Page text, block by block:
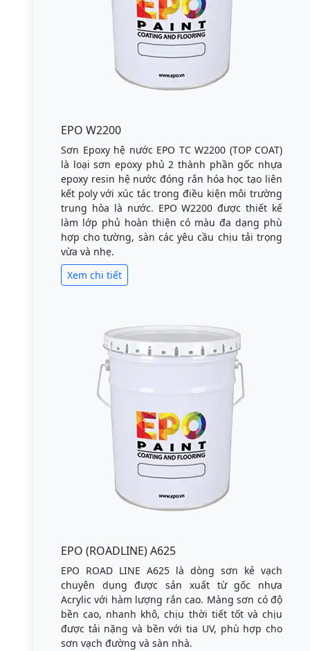
EPO W2200
Sơn Epoxy hệ nước EPO TC W2200 (TOP COAT)
là loại sơn epoxy phủ 2 thành phần gốc nhựa
epoxy resin hệ nước đóng rắn hóa học tạo liên
kết poly với xúc tác trong điều kiện môi trường
trung hòa là nước. EPO W2200 được thiết kế
làm lớp phủ hoàn thiện có màu đa dạng phù
hợp cho tường, sàn các yêu cầu chịu tải trọng
vừa và nhẹ.
Xem chi tiết
EPO (ROADLINE) A625
EPO ROAD LINE A625 là dòng sơn kẻ vạch
chuyên dụng được sản xuất từ gốc nhựa
Acrylic với hàm lượng rắn cao. Màng sơn có độ
bền cao, nhanh khô, chịu thời tiết tốt và chịu
được tải nặng và bền với tia UV, phù hợp cho
sơn vạch đường và sàn nhà.